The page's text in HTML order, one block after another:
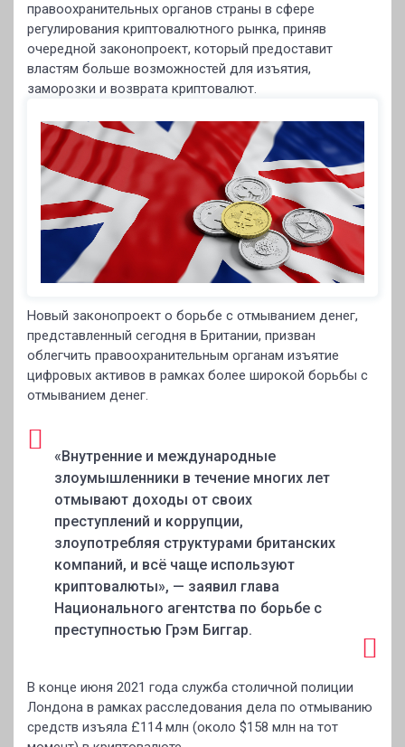
правоохранительных органов страны в сфере
регулирования криптовалютного рынка, приняв
очередной законопроект, который предоставит
властям больше возможностей для изъятия,
заморозки и возврата криптовалют.
Новый законопроект о борьбе с отмыванием денег,
представленный сегодня в Британии, призван
облегчить правоохранительным органам изъятие
цифровых активов в рамках более широкой борьбы с
отмыванием денег.
«Внутренние и международные
злоумышленники в течение многих лет
отмывают доходы от своих
преступлений и коррупции,
злоупотребляя структурами британских
компаний, и всё чаще используют
криптовалюты», — заявил глава
Национального агентства по борьбе с
преступностью Грэм Биггар.
В конце июня 2021 года служба столичной полиции
Лондона в рамках расследования дела по отмыванию
средств изъяла £114 млн (около $158 млн на тот